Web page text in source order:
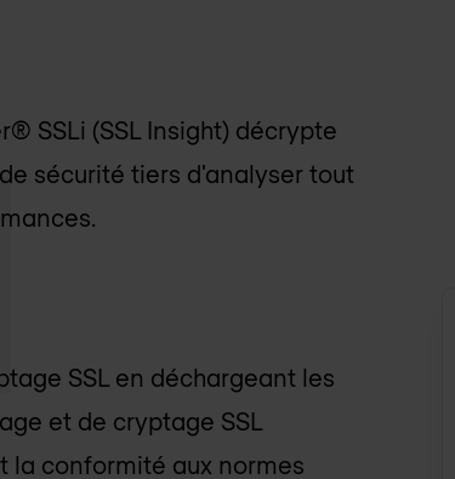
SSLi (SSL Insight) décrypte
sécurité tiers d'analyser tout
SSL en déchargeant les
et de cryptage SSL
la conformité aux normes